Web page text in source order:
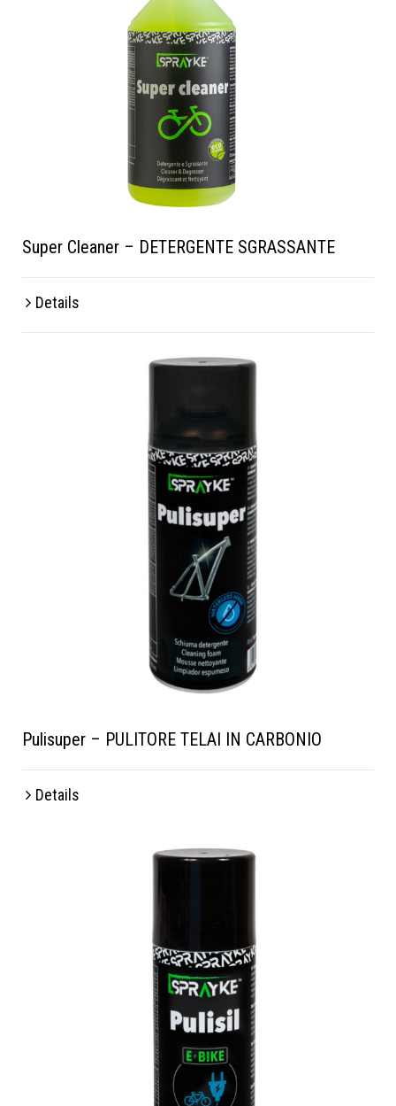
Super Cleaner – DETERGENTE SGRASSANTE
Details
Pulisuper – PULITORE TELAI IN CARBONIO
Details